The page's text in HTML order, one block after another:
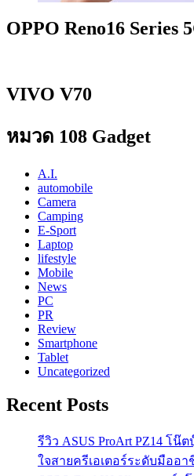
OPPO Reno16 Series
VIVO V70
หมวด 108 Gadget
A.I.
automobile
Camera
Camping
E-Sport
Laptop
lifestyle
Mobile
News
PC
PR
Review
Smartphone
Tablet
Uncategorized
Recent Posts
รีวิว ASUS ProArt PZ14 โน๊
ใจสายครีเอเตอร์ระดับมืออ